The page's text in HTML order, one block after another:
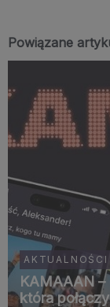
Powiązane
AKTUALNOŚCI
KAMAAAN –
która